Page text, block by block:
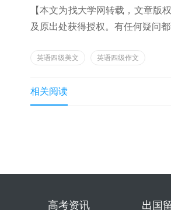
【本文为找大学网转载，文章版
及原出处获得授权。有任何疑问都
英语四级美文 英语四级作文
相关阅读
高考资讯 出国